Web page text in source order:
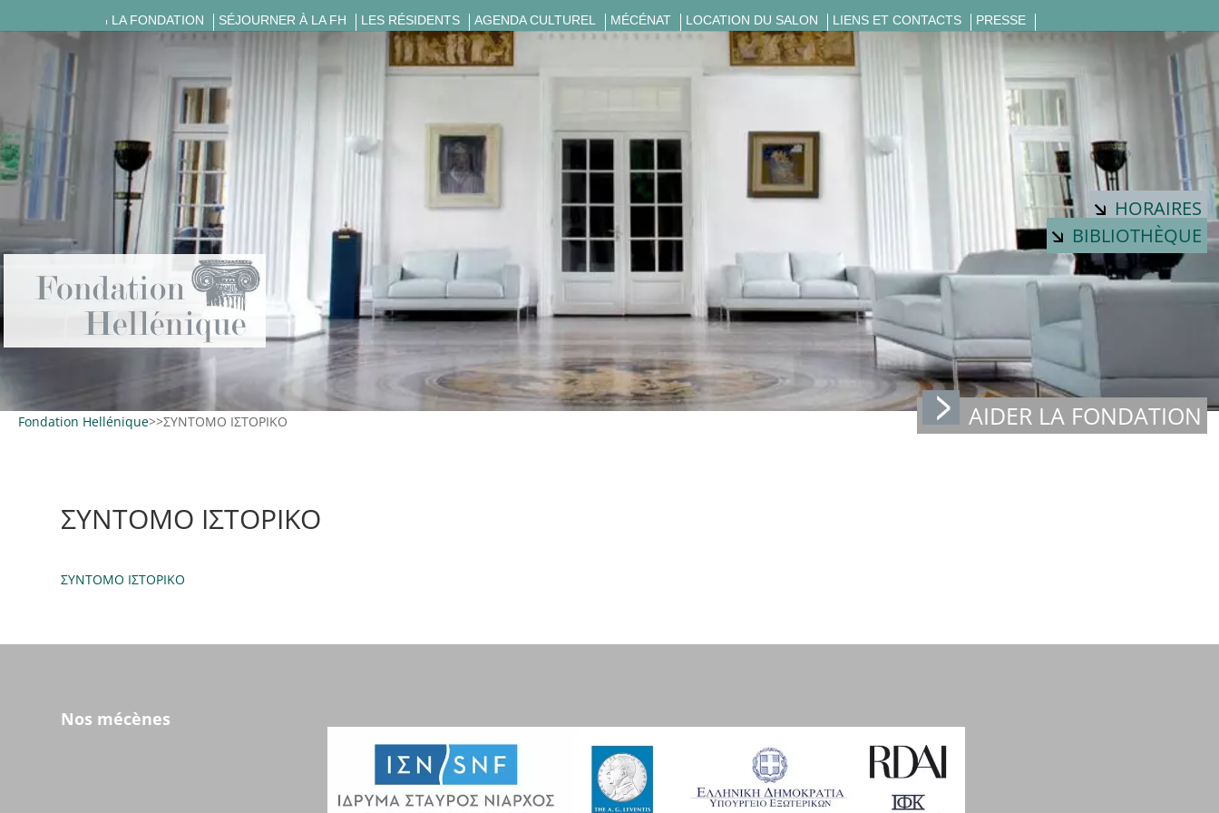
LA FONDATION SÉJOURNER À LA FH LES RÉSIDENTS AGENDA CULTUREL MÉCÉNAT LOCATION DU SALON LIENS ET CONTACTS PRESSE
HORAIRES
BIBLIOTHÈQUE
AIDER LA FONDATION
Fondation Hellénique>>ΣΥΝΤΟΜΟ ΙΣΤΟΡΙΚΟ
ΣΥΝΤΟΜΟ ΙΣΤΟΡΙΚΟ
ΣΥΝΤΟΜΟ ΙΣΤΟΡΙΚΟ
Nos mécènes